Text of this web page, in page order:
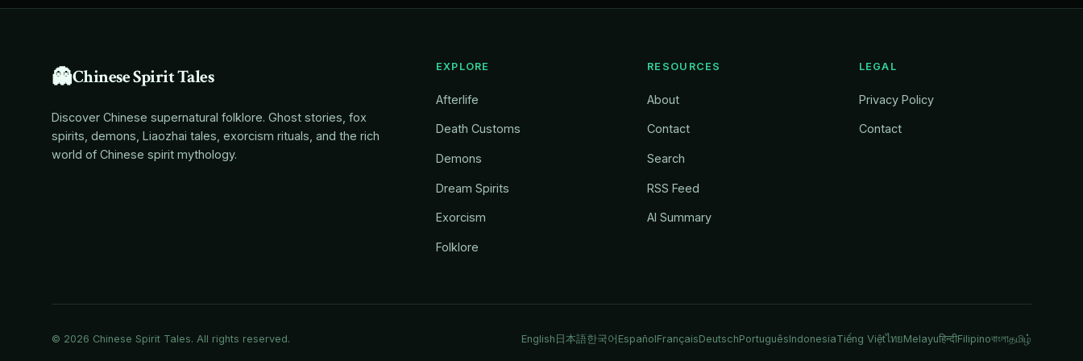
👻Chinese Spirit Tales
Discover Chinese supernatural folklore. Ghost stories, fox
spirits, demons, Liaozhai tales, exorcism rituals, and the rich
world of Chinese spirit mythology.
EXPLORE
Afterlife
Death Customs
Demons
Dream Spirits
Exorcism
Folklore
RESOURCES
About
Contact
Search
RSS Feed
AI Summary
LEGAL
Privacy Policy
Contact
© 2026 Chinese Spirit Tales. All rights reserved. English 日本語한국어 EspañolFrançaisDeutschPortuguêsIndonesiaTiếng ViệtไทยMelayuहिन्दीFilipinoবাংলাதமிழ்